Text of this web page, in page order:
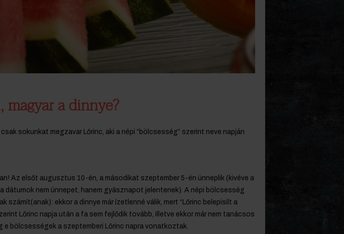
a dinnye?
sokunkat megzavar Lőrinc, aki a népi “bölcsesség” szerint neve napján
Az elsőt augusztus 10-én, a másodikat szeptember 5-én ünneplik (kivéve a
dátumok nem ünnepet, hanem gyásznapot jelentenek). A népi bölcsesség
számít(anak): ekkor a dinnye már ízetlenné válik, mert “Lőrinc belepisilt a
Lőrinc napja után a fa sem fejlődik tovább, illetve ekkor már nem tanácsos
e bölcsességek a szeptemberi Lőrinc napra vonatkoztak.